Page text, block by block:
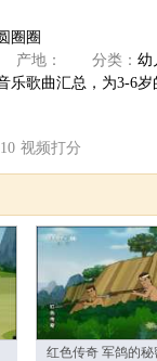
圈圈
地： 分类： 幼
乐歌曲汇总，为3-6
10 视频打分
红色传奇 军鸽的秘